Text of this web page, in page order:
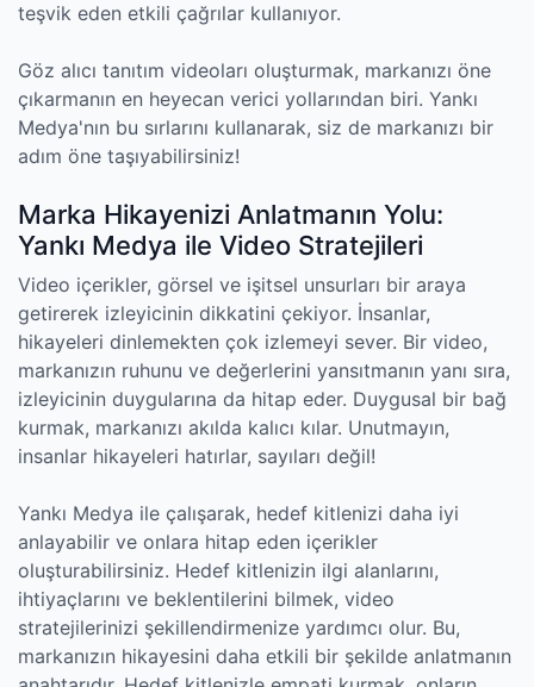
teşvik eden etkili çağrılar kullanıyor.
Göz alıcı tanıtım videoları oluşturmak, markanızı öne
çıkarmanın en heyecan verici yollarından biri. Yankı
Medya'nın bu sırlarını kullanarak, siz de markanızı bir
adım öne taşıyabilirsiniz!
Marka Hikayenizi Anlatmanın Yolu:
Yankı Medya ile Video Stratejileri
Video içerikler, görsel ve işitsel unsurları bir araya
getirerek izleyicinin dikkatini çekiyor. İnsanlar,
hikayeleri dinlemekten çok izlemeyi sever. Bir video,
markanızın ruhunu ve değerlerini yansıtmanın yanı sıra,
izleyicinin duygularına da hitap eder. Duygusal bir bağ
kurmak, markanızı akılda kalıcı kılar. Unutmayın,
insanlar hikayeleri hatırlar, sayıları değil!
Yankı Medya ile çalışarak, hedef kitlenizi daha iyi
anlayabilir ve onlara hitap eden içerikler
oluşturabilirsiniz. Hedef kitlenizin ilgi alanlarını,
ihtiyaçlarını ve beklentilerini bilmek, video
stratejilerinizi şekillendirmenize yardımcı olur. Bu,
markanızın hikayesini daha etkili bir şekilde anlatmanın